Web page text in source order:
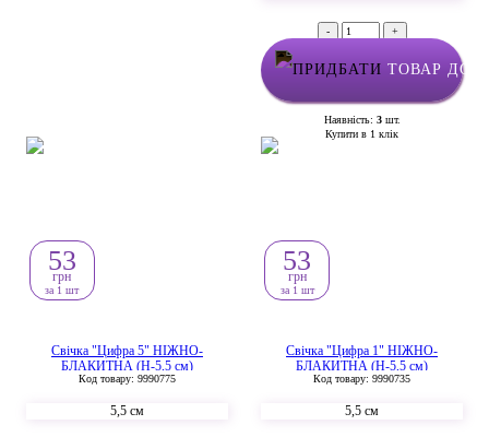
- +
ТОВАР
Наявність: 3шт.
Купити в 1 клік
Свічка "Цифра 5" НІЖНО-
БЛАКИТНА (Н-5,5 см)
Код товару: 9990775
5,5 см
53
грн
за 1 шт
Свічка "Цифра 1" НІЖНО-
БЛАКИТНА (Н-5,5 см)
Код товару: 9990735
5,5 см
53
грн
за 1 шт